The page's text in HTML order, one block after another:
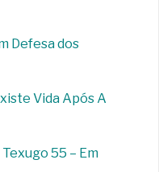
Defesa dos
Vida Após A
Texugo 55 – Em